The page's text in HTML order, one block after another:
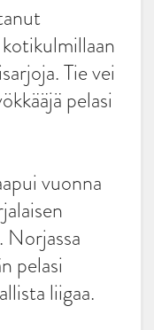
Tie vei
pelasi
vuonna
pelasi
liigaa.